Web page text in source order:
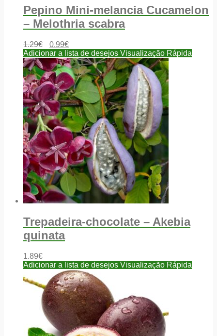
Pepino Mini-melancia Cucamelon
– Melothria scabra
1.29€ 0.99€
Adicionar a lista de desejos Visualização Rápida
Trepadeira-chocolate – Akebia
quinata
1.89€
Adicionar a lista de desejos Visualização Rápida